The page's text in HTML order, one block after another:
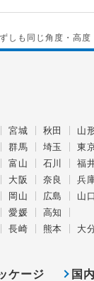
も同じ角度・高
宮城 秋田 山
群馬 埼玉 東
富山 石川 福
大阪 奈良 兵
岡山 広島
山口
愛媛
高知
長崎 熊本 大
ケージ 国